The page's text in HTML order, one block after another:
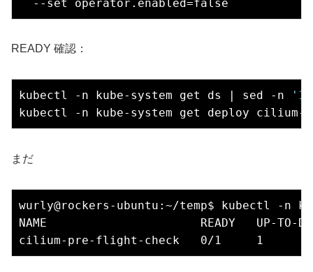
READY 確認：
kubectl -n kube-system get ds | sed -n
まだ
wurly@rockers-ubuntu:~/temp$ kubectl -n
NAME                      READY   UP-TO-